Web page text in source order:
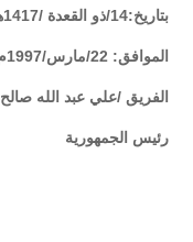
بتاريخ:14/ذو القعدة /1417هـ
الموافق: 22/مارس/1997م
الفريق /علي عبد الله صالح
رئيس الجمهورية